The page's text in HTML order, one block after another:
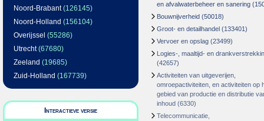
Noord-Brabant(126145)
Noord-Holland (156104)
Overijssel (55286)
Utrecht(67680)
Zeeland (19685)
Zuid-Holland (167739)
Interactieve versie
en afvalwaterbeheer en sanering
Bouwnijverheid (50018)
Groot- en detailhandel (133401)
Vervoer en opslag (23499)
Logies-, maaltijd- en
(42657)
Activiteiten van uitgeverijen,
omroepactiviteiten, en activiteiten op
gebied van productie en distributie
inhoud (6330)
Telecommunicatie,